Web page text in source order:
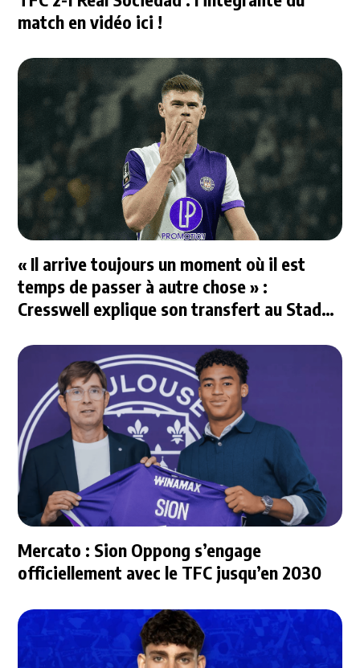
match en vidéo ici !
« Il arrive toujours un moment où il est
temps de passer à autre chose » :
Cresswell explique son transfert au Stade
Mercato : Sion Oppong s’engage
officiellement avec le TFC jusqu’en 2030